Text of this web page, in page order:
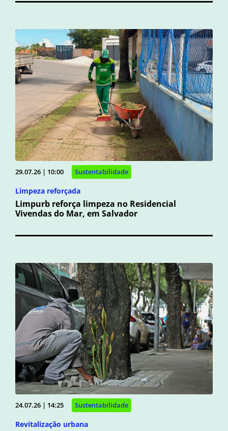
29.07.26 | 10:00 Sustentabilidade
Limpeza reforçada
Limpurb reforça limpeza no Residencial
Vivendas do Mar, em Salvador
24.07.26 | 14:25 Sustentabilidade
Revitalização urbana